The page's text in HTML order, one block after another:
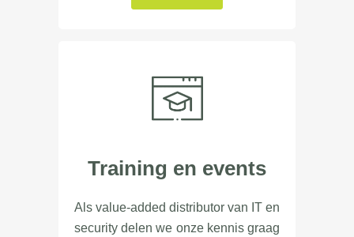
Training en events
Als value-added distributor van IT en
security delen we onze kennis graag